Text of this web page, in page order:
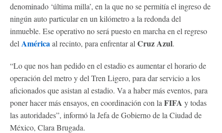
denominado ‘última milla’, en la que no se permitía el ingreso de
ningún auto particular en un kilómetro a la redonda del
inmueble. Ese operativo no será puesto en marcha en el regreso
del Américaal recinto, para enfrentar al Cruz Azul.
“Lo que nos han pedido en el estadio es aumentar el horario de
operación del metro y del Tren Ligero, para dar servicio a los
aficionados que asistan al estadio. Va a haber más eventos, para
poner hacer más ensayos, en coordinación con la FIFA y todas
las autoridades”, informó la Jefa de Gobierno de la Ciudad de
México, Clara Brugada.